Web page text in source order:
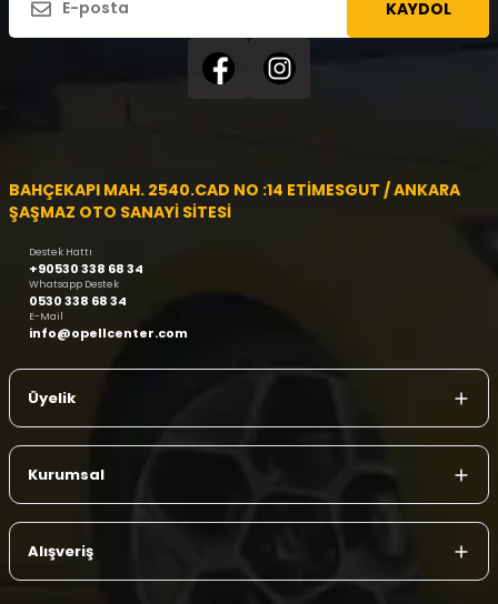
KAYDOL
BAHÇEKAPI MAH. 2540.CAD NO :14 ETİMESGUT / ANKARA
ŞAŞMAZ OTO SANAYİ SİTESİ
Destek Hattı
+90530 338 68 34
Whatsapp Destek
0530 338 68 34
E-Mail
info@opellcenter.com
Üyelik
Kurumsal
Alışveriş